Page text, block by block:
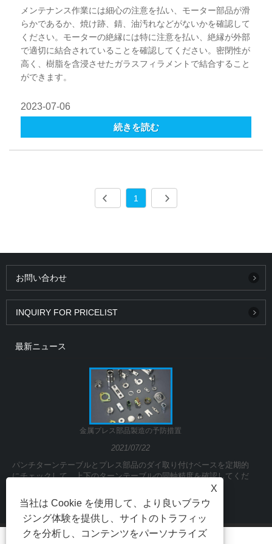
メンテナンス作業には細心の注意を払い、モーター部品が滑
らかであるか、焼け跡、錆、油汚れなどがないかを確認して
ください。モーターの絶縁には特に注意を払い、絶縁が外部
で適切に結合されていることを確認してください。密閉性が
高く、樹脂を含浸させたガラスフィラメントで結合すること
ができます。
2023-07-06
続きを読む
1
お問い合わせ
INQUIRY FOR PRICELIST
最新ニュース
金属プレス部品製造の予防措置
2021/07/22
パンチターンテーブルとプレス部品のダイ取り付けベースを定期的
にチェックして、上下のターンテーブルの同軸精度を確認してくだ
X
当社は Cookie を使用して、より良いブラウ
ジング体験を提供し、サイトのトラフィッ
クを分析し、コンテンツをパーソナライズ